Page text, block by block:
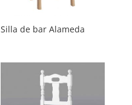
Silla de bar Alameda